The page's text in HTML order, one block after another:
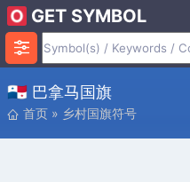
GET SYMBOL
🇵🇦 巴拿马国旗
首页 » 乡村国旗符号